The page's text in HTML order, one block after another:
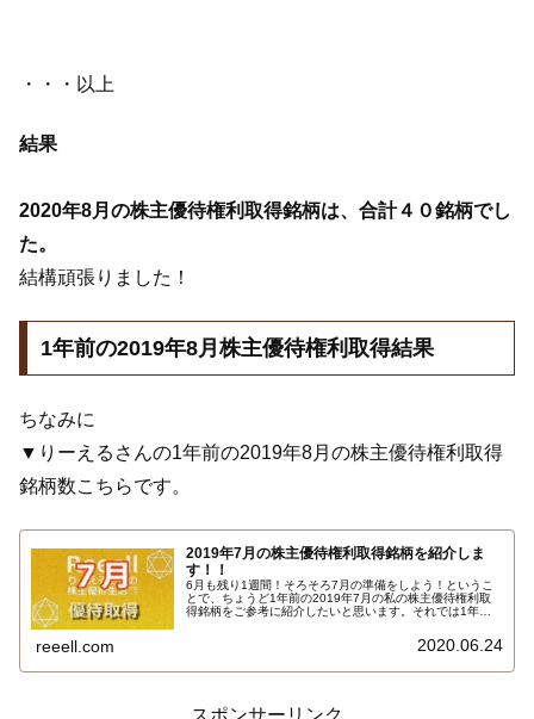
・・・以上
結果
2020年8月の株主優待権利取得銘柄は、合計４０銘柄でし
た。
結構頑張りました！
1年前の2019年8月株主優待権利取得結果
ちなみに
▼りーえるさんの1年前の2019年8月の株主優待権利取得
銘柄数こちらです。
2019年7月の株主優待権利取得銘柄を紹介しま
す！！
6月も残り1週間！そろそろ7月の準備をしよう！というこ
とで、ちょうど1年前の2019年7月の私の株主優待権利取
得銘柄をご参考に紹介したいと思います。それでは1年前
reeell.com 2020.06.24
スポンサーリンク